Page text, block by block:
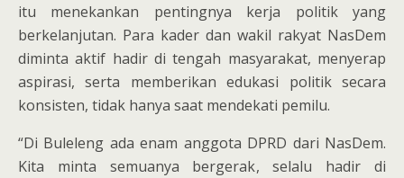
itu menekankan pentingnya kerja politik yang
berkelanjutan. Para kader dan wakil rakyat NasDem
diminta aktif hadir di tengah masyarakat, menyerap
aspirasi, serta memberikan edukasi politik secara
konsisten, tidak hanya saat mendekati pemilu.
“Di Buleleng ada enam anggota DPRD dari NasDem.
Kita minta semuanya bergerak, selalu hadir di